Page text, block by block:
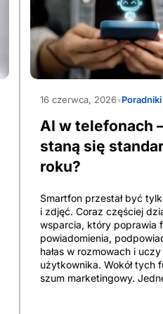
samodzielnością
indywidualna, bo liczy
odpowiedzialności.
pozostaje rodzic lub
podpisuje umowę i
Abonament opiera się na
budżet, lecz po
cechy obu modeli, bo
wymaga 24 lub 36
bezterminowy lub
zobowiązanie i ułatwia
AdobeStock_1868458068
16 czerwca, 2026•
AI w telefonach
staną się
roku?
Smartfon przestał być
i zdjęć. Coraz częściej
wsparcia, który poprawia
powiadomienia,
hałas w rozmowach i
użytkownika. Wokół tych
szum marketingowy.
tylko nową etykietą dla